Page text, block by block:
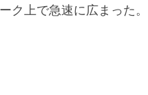
ク上で急速に広まった。